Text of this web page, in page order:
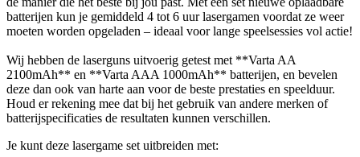
batterijen kun je gemiddeld 4 tot 6 uur lasergamen voordat ze weer
moeten worden opgeladen – ideaal voor lange speelsessies vol actie!
Wij hebben de laserguns uitvoerig getest met **Varta AA
2100mAh** en **Varta AAA 1000mAh** batterijen, en bevelen
deze dan ook van harte aan voor de beste prestaties en speelduur.
Houd er rekening mee dat bij het gebruik van andere merken of
batterijspecificaties de resultaten kunnen verschillen.
Je kunt deze lasergame set uitbreiden met: